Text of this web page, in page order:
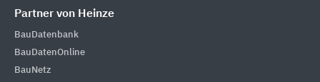
Partner von Heinze
BauDatenbank
BauDatenOnline
BauNetz